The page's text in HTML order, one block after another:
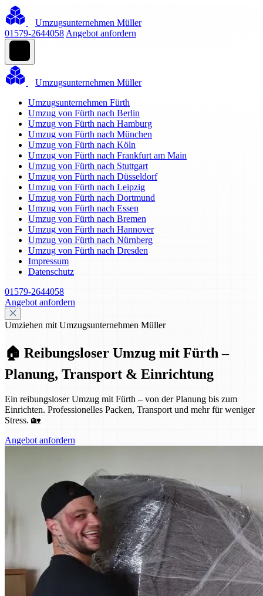
Umzugsunternehmen Müller
01579-2644058 Angebot anfordern
Umzugsunternehmen Müller
Umzugsunternehmen Fürth
Umzug von Fürth nach Berlin
Umzug von Fürth nach Hamburg
Umzug von Fürth nach München
Umzug von Fürth nach Köln
Umzug von Fürth nach Frankfurt am Main
Umzug von Fürth nach Stuttgart
Umzug von Fürth nach Düsseldorf
Umzug von Fürth nach Leipzig
Umzug von Fürth nach Dortmund
Umzug von Fürth nach Essen
Umzug von Fürth nach Bremen
Umzug von Fürth nach Hannover
Umzug von Fürth nach Nürnberg
Umzug von Fürth nach Dresden
Impressum
Datenschutz
01579-2644058
Angebot anfordern
Umziehen mit Umzugsunternehmen Müller
🏠 Reibungsloser Umzug mit Fürth –
Planung, Transport & Einrichtung
Ein reibungsloser Umzug mit Fürth – von der Planung bis zum
Einrichten. Professionelles Packen, Transport und mehr für weniger
Stress. 🏡
Angebot anfordern